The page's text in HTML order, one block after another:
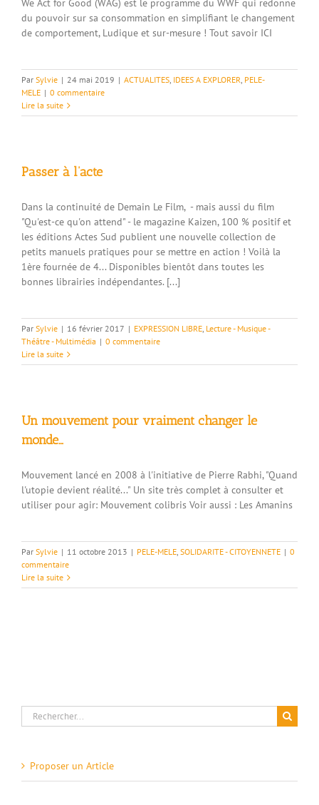
We Act for Good (WAG) est le programme du WWF qui redonne
du pouvoir sur sa consommation en simplifiant le changement
de comportement, Ludique et sur-mesure ! Tout savoir ICI
Par Sylvie | 24 mai 2019 | ACTUALITES, IDEES A EXPLORER, PELE-
MELE | 0 commentaire
Lire la suite
Passer à l’acte
Dans la continuité de Demain Le Film, - mais aussi du film
"Qu'est-ce qu'on attend" - le magazine Kaizen, 100 % positif et
les éditions Actes Sud publient une nouvelle collection de
petits manuels pratiques pour se mettre en action ! Voilà la
1ère fournée de 4... Disponibles bientôt dans toutes les
bonnes librairies indépendantes. [...]
Par Sylvie | 16 février 2017 | EXPRESSION LIBRE, Lecture - Musique -
Théâtre - Multimédia | 0 commentaire
Lire la suite
Un mouvement pour vraiment changer le
monde…
Mouvement lancé en 2008 à l'initiative de Pierre Rabhi, "Quand
l'utopie devient réalité..." Un site très complet à consulter et
utiliser pour agir: Mouvement colibris Voir aussi : Les Amanins
Par Sylvie | 11 octobre 2013 | PELE-MELE, SOLIDARITE - CITOYENNETE | 0
commentaire
Lire la suite
Rechercher:
Proposer un Article